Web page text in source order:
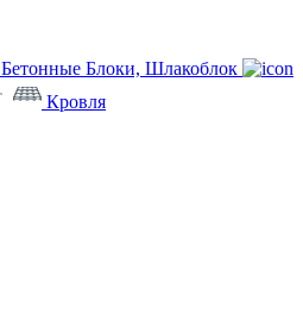
Бетонные Блоки, Шлакоблок
Кровля